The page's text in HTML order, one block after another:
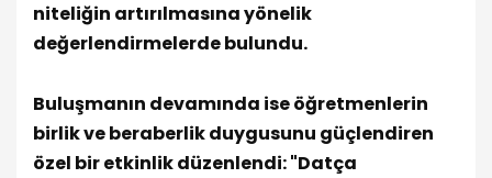
niteliğin artırılmasına yönelik
değerlendirmelerde bulundu.
Buluşmanın devamında ise öğretmenlerin
birlik ve beraberlik duygusunu güçlendiren
özel bir etkinlik düzenlendi: "Datça